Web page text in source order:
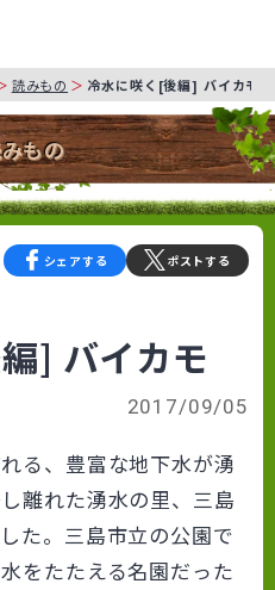
読みもの 冷水に咲く[後編] バイカモ
もの
シェアする ポストする
] バイカモ
2017/09/05
る、豊富な地下水が湧
離れた湧水の里、三島
た。三島市立の公園で
をたたえる名園だった